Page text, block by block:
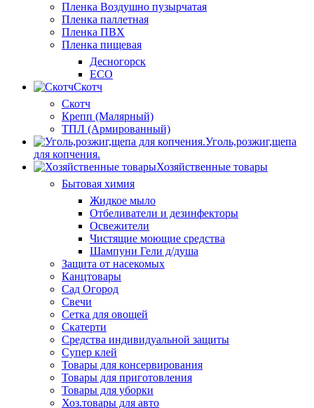
Пленка Воздушно пузырчатая
Пленка паллетная
Пленка ПВХ
Пленка пищевая
Десногорск
ECO
Скотч
Скотч
Крепп (Малярный)
ТПЛ (Армированный)
Уголь,розжиг,щепа
для копчения.
Хозяйственные товары
Бытовая химия
Жидкое мыло
Отбеливатели и дезинфекторы
Освежители
Чистящие моющие средства
Шампуни Гели д/душа
Защита от насекомых
Канцтовары
Сад Огород
Свечи
Сетка для овощей
Скатерти
Средства индивидуальной защиты
Супер клей
Товары для консервирования
Товары для приготовления
Товары для уборки
Хоз.товары для авто